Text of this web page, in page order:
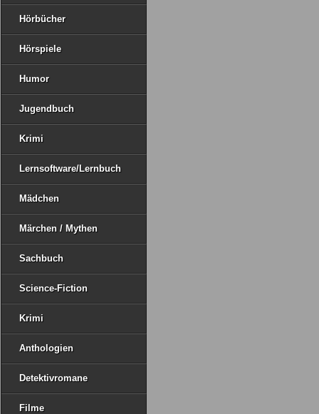
Hörbücher
Hörspiele
Humor
Jugendbuch
Krimi
Lernsoftware/Lernbuch
Mädchen
Märchen / Mythen
Sachbuch
Science-Fiction
Krimi
Anthologien
Detektivromane
Filme